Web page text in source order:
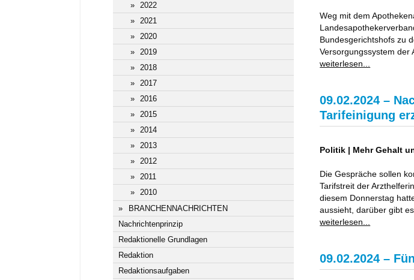
Weg mit dem
Bundesgerichtshofs zu
Versorgungssystem der
weiterlesen...
09.02.2024 –
Tarifeinigung
Politik | Mehr Gehalt
Die Gespräche sollen
Tarifstreit der
diesem Donnerstag
aussieht, darüber gibt
weiterlesen...
09.02.2024 –
2022
2021
2020
2019
2018
2017
2016
2015
2014
2013
2012
2011
2010
BRANCHENNACHRICHTEN
Nachrichtenprinzip
Redaktionelle Grundlagen
Redaktion
Redaktionsaufgaben